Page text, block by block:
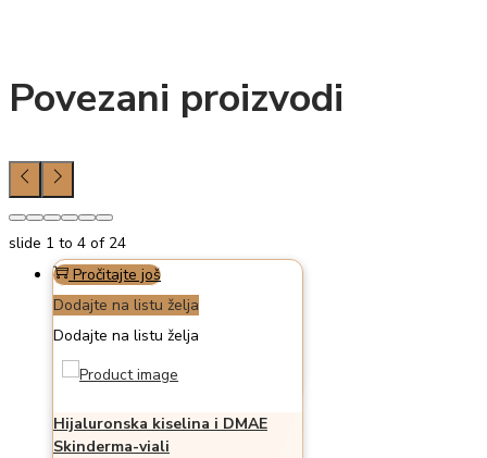
Povezani proizvodi
slide 1 to 4 of 24
Pročitajte još
Dodajte na listu želja
Dodajte na listu želja
Hijaluronska kiselina i DMAE
Skinderma-viali